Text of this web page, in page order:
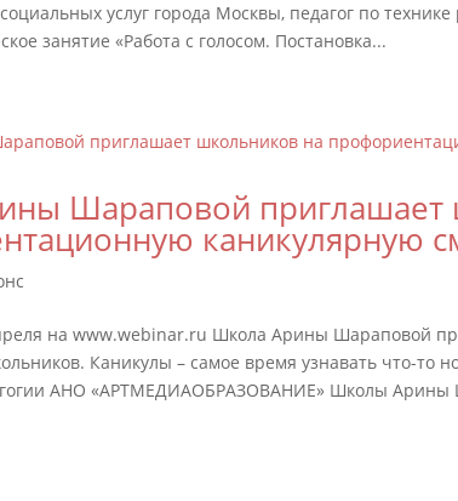
услуг города Москвы, педагог по
занятие «Работа с голосом. Постановка...
Шараповой приглашает
каникулярную
на www.webinar.ru Школа Арины Шараповой
Каникулы – самое время узнавать что-то
АНО «АРТМЕДИАОБРАЗОВАНИЕ» Школы Арины